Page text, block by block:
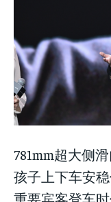
781mm超大侧
孩子上下车安
重要宾客登车